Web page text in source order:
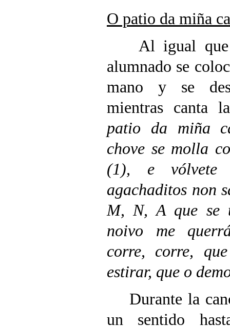
O patio da miña
Al igual que
alumnado se
mano y se
mientras canta
patio da miña
chove se molla
(1), e vólvete
agachaditos non
M, N, A que se
noivo me
corre, corre,
estirar, que o
Durante la
un sentido